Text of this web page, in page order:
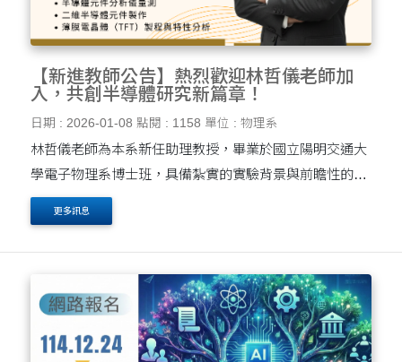
【新進教師公告】熱烈歡迎林哲儀老師加
入，共創半導體研究新篇章！
日期 : 2026-01-08 點閱 : 1158 單位 : 物理系
林哲儀老師為本系新任助理教授，畢業於國立陽明交通大
學電子物理系博士班，具備紮實的實驗背景與前瞻性的半
導體元件研究能力。其研究專長涵蓋低溫真空探針系統操
作、半導體元件分析儀量測、二維半導體元件製作....
更多訊息